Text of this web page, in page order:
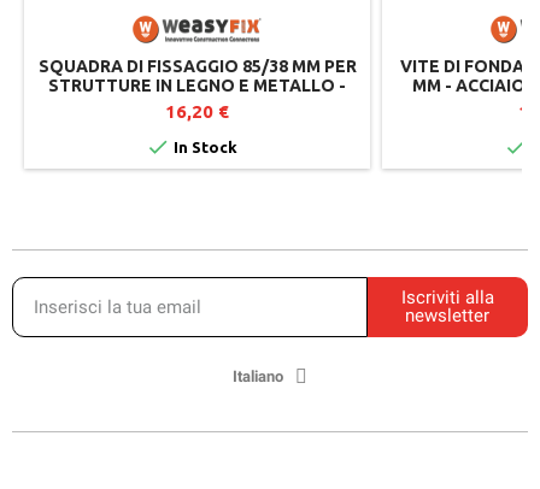
SQUADRA DI FISSAGGIO 85/38 MM PER
STRUTTURE IN LEGNO E METALLO -
WEASYFIX
16,20 €
 In Stock
VITE DI
MM - ACCIAIO

Iscriviti alla
newsletter
Italiano